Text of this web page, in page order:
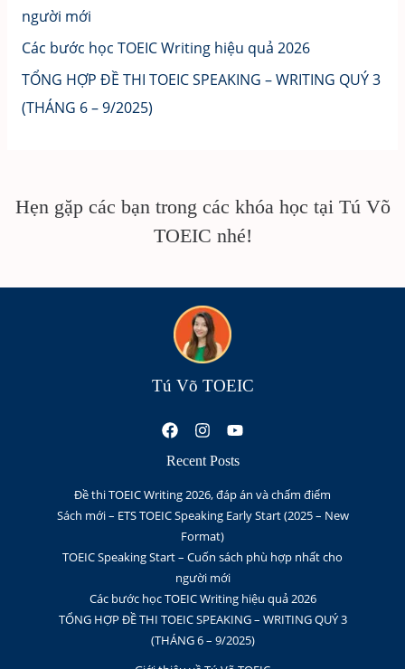
người mới
Các bước học TOEIC Writing hiệu quả 2026
TỔNG HỢP ĐỀ THI TOEIC SPEAKING – WRITING QUÝ 3
(THÁNG 6 – 9/2025)
Hẹn gặp các bạn trong các khóa học tại Tú Võ
TOEIC nhé!
Tú Võ TOEIC
Recent Posts
Đề thi TOEIC Writing 2026, đáp án và chấm điểm
Sách mới – ETS TOEIC Speaking Early Start (2025 – New
Format)
TOEIC Speaking Start – Cuốn sách phù hợp nhất cho
người mới
Các bước học TOEIC Writing hiệu quả 2026
TỔNG HỢP ĐỀ THI TOEIC SPEAKING – WRITING QUÝ 3
(THÁNG 6 – 9/2025)